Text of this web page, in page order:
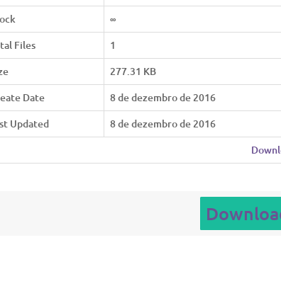
∞
Files
1
277.31 KB
Date
8 de dezembro de 2016
Updated
8 de dezembro de 2016